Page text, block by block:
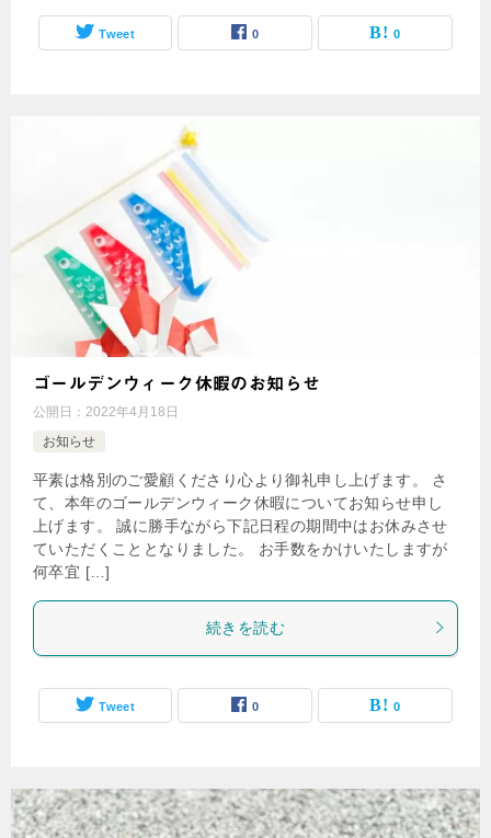
Tweet 0 0
ゴールデンウィーク休暇のお知らせ
公開日： 2022年4月18日
お知らせ
平素は格別のご愛顧くださり心より御礼申し上げます。 さ
て、本年のゴールデンウィーク休暇についてお知らせ申し
上げます。 誠に勝手ながら下記日程の期間中はお休みさせ
ていただくこととなりました。 お手数をかけいたしますが
何卒宜 […]
続きを読む
Tweet 0 0